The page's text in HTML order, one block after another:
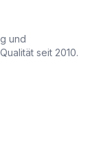
und
seit 2010.